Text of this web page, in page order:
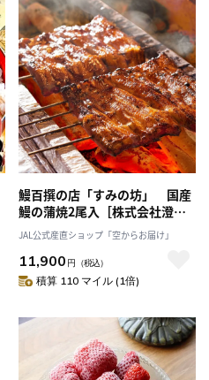
鰻百撰の店「すみの坊」 国産
鰻の蒲焼2尾入［株式会社澄企
画］
JAL公式産直ショップ「空からお届け」
11,900 円 （税込）
積算 110 マイル (1倍)